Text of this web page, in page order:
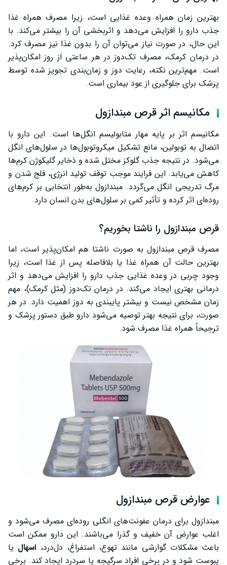
بهترین زمان همراه وعده غذایی است، زیرا مصرف همراه غذا
جذب دارو را افزایش می‌دهد و اثربخشی آن را بیشتر می‌کند. با
این حال، در صورت نیاز می‌توان آن را بدون غذا نیز مصرف کرد.
در درمان کرمک، مصرف تک‌دوز در هر ساعتی از روز امکان‌پذیر
است. مهم‌ترین نکته، رعایت دوز و زمان‌بندی تجویز شده توسط
پزشک برای جلوگیری از عود بیماری است.
مکانیسم اثر قرص مبندازول
مکانیسم اثر بر پایه مهار متابولیسم انگل‌ها است. این دارو با
اتصال به توبولین، مانع تشکیل میکروتوبول‌ها در سلول‌های انگل
می‌شود. در نتیجه جذب گلوکز مختل شده و ذخایر گلیکوژن کرم‌ها
کاهش می‌یابد. این فرایند موجب توقف تولید انرژی، فلج شدن و
مرگ تدریجی انگل می‌گردد. مبندازول به‌طور انتخابی بر کرم‌های
روده‌ای اثر کرده و تأثیر کمی بر سلول‌های بدن انسان دارد.
قرص مبندازول را ناشتا بخوریم؟
مصرف قرص مبندازول به صورت ناشتا هم امکان‌پذیر است، اما
بهترین حالت آن همراه غذا یا بلافاصله پس از غذا است، زیرا
وجود چربی در وعده غذایی جذب دارو را افزایش می‌دهد و اثر
درمانی بهتری ایجاد می‌کند. در درمان تک‌دوز (مثل کرمک)، مهم
زمان مشخص نیست و بیشتر پایبندی به دوز اهمیت دارد. در هر
صورت، برای نتیجه بهتر توصیه می‌شود دارو طبق دستور پزشک و
ترجیحاً همراه غذا مصرف شود.
عوارض قرص مبندازول
مبندازول برای درمان عفونت‌های انگلی روده‌ای مصرف می‌شود و
اغلب عوارض آن خفیف و گذرا می‌باشند. این دارو ممکن است
باعث مشکلات گوارشی مانند تهوع، استفراغ، دل‌درد، اسهال یا
یبوست شود و در برخی افراد سرگیجه یا سردرد ایجاد کند. برخی